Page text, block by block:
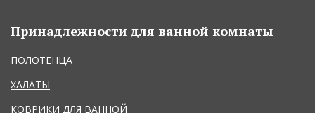
Принадлежности для ванной комнаты
ПОЛОТЕНЦА
ХАЛАТЫ
КОВРИКИ ДЛЯ ВАННОЙ